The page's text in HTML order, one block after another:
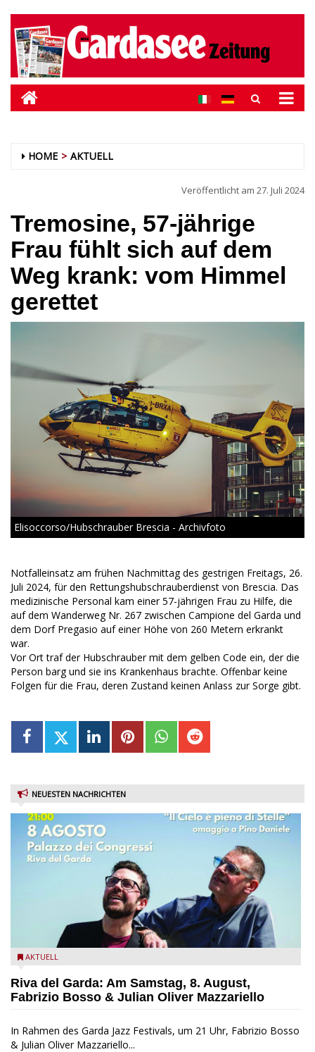
HOME AKTUELL
Veröffentlicht am 27. Juli 2024
Tremosine, 57-jährige
Frau fühlt sich auf dem
Weg krank: vom Himmel
gerettet
Elisoccorso/Hubschrauber Brescia - Archivfoto
Notfalleinsatz am frühen Nachmittag des gestrigen Freitags, 26.
Juli 2024, für den Rettungshubschrauberdienst von Brescia. Das
medizinische Personal kam einer 57-jährigen Frau zu Hilfe, die
auf dem Wanderweg Nr. 267 zwischen Campione del Garda und
dem Dorf Pregasio auf einer Höhe von 260 Metern erkrankt
war.
Vor Ort traf der Hubschrauber mit dem gelben Code ein, der die
Person barg und sie ins Krankenhaus brachte. Offenbar keine
Folgen für die Frau, deren Zustand keinen Anlass zur Sorge gibt.
NEUESTEN NACHRICHTEN
Fabrizio Bosso & Julian Oliver Mazzariello zu Gast beim Garda
AKTUELL
Riva del Garda: Am Samstag, 8. August,
Fabrizio Bosso & Julian Oliver Mazzariello
In Rahmen des Garda Jazz Festivals, um 21 Uhr, Fabrizio Bosso
& Julian Oliver Mazzariello...